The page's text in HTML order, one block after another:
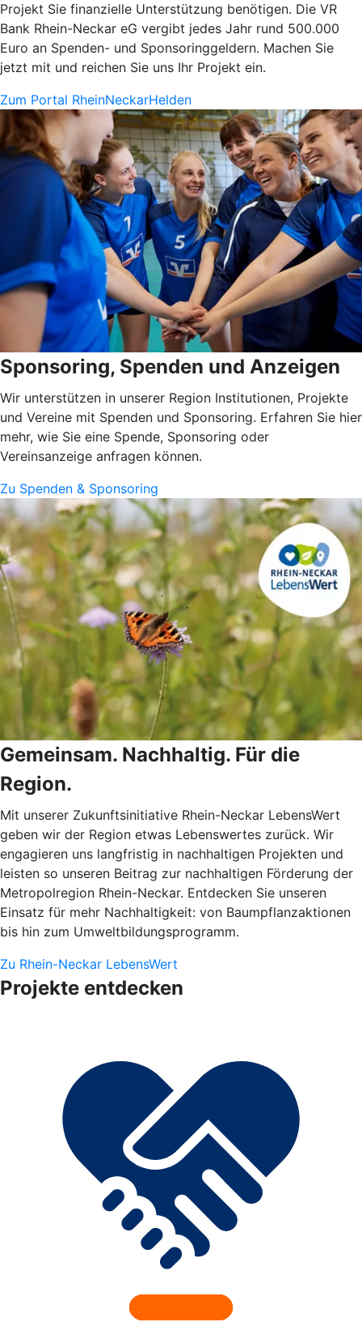
Projekt Sie finanzielle Unterstützung benötigen. Die VR
Bank Rhein-Neckar eG vergibt jedes Jahr rund 500.000
Euro an Spenden- und Sponsoringgeldern. Machen Sie
jetzt mit und reichen Sie uns Ihr Projekt ein.
Zum Portal RheinNeckarHelden
Sponsoring, Spenden und Anzeigen
Wir unterstützen in unserer Region Institutionen, Projekte
und Vereine mit Spenden und Sponsoring. Erfahren Sie hier
mehr, wie Sie eine Spende, Sponsoring oder
Vereinsanzeige anfragen können.
Zu Spenden & Sponsoring
Gemeinsam. Nachhaltig. Für die
Region.
Mit unserer Zukunftsinitiative Rhein-Neckar LebensWert
geben wir der Region etwas Lebenswertes zurück. Wir
engagieren uns langfristig in nachhaltigen Projekten und
leisten so unseren Beitrag zur nachhaltigen Förderung der
Metropolregion Rhein-Neckar. Entdecken Sie unseren
Einsatz für mehr Nachhaltigkeit: von Baumpflanzaktionen
bis hin zum Umweltbildungsprogramm.
Zu Rhein-Neckar LebensWert
Projekte entdecken